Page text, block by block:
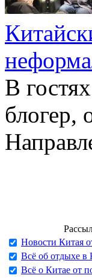
В
блогер,
Новости Китая
Всё об отдыхе в
Всё о Китае от